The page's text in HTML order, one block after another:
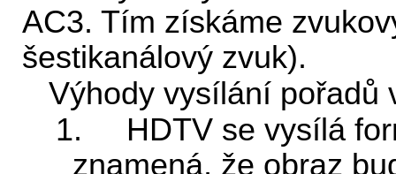
AC3. Tím získáme
šestikanálový zvuk).
Výhody vysílání pořadů
1. HDTV se vysílá
znamená, že obraz